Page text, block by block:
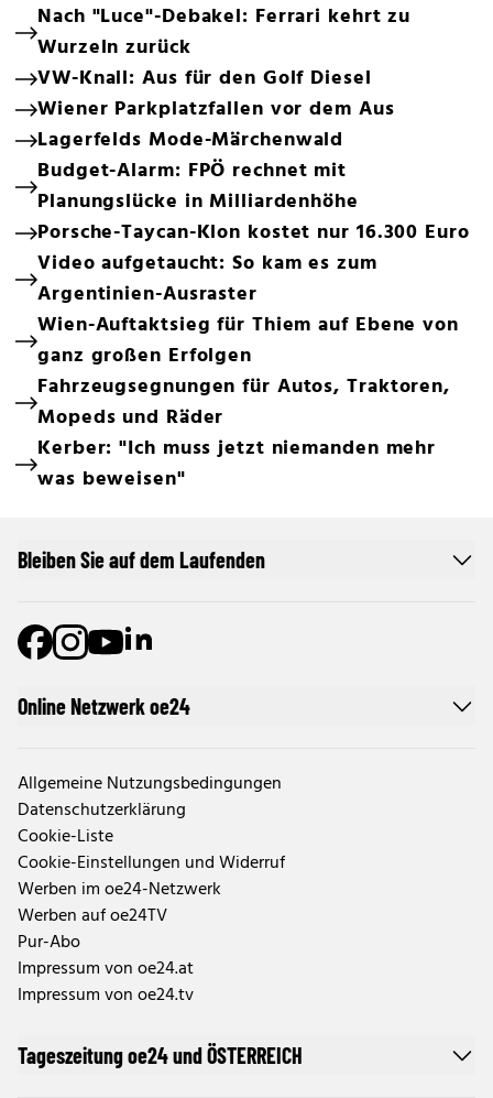
Nach "Luce"-Debakel: Ferrari kehrt zu
Wurzeln zurück
VW-Knall: Aus für den Golf Diesel
Wiener Parkplatzfallen vor dem Aus
Lagerfelds Mode-Märchenwald
Budget-Alarm: FPÖ rechnet mit
Planungslücke in Milliardenhöhe
Porsche-Taycan-Klon kostet nur 16.300 Euro
Video aufgetaucht: So kam es zum
Argentinien-Ausraster
Wien-Auftaktsieg für Thiem auf Ebene von
ganz großen Erfolgen
Fahrzeugsegnungen für Autos, Traktoren,
Mopeds und Räder
Kerber: "Ich muss jetzt niemanden mehr
was beweisen"
Online Netzwerk oe24
Allgemeine Nutzungsbedingungen
Datenschutzerklärung
Cookie-Liste
Cookie-Einstellungen und Widerruf
Werben im oe24-Netzwerk
Werben auf oe24TV
Pur-Abo
Impressum von oe24.at
Impressum von oe24.tv
Tageszeitung oe24 und ÖSTERREICH
Bleiben Sie auf dem Laufenden